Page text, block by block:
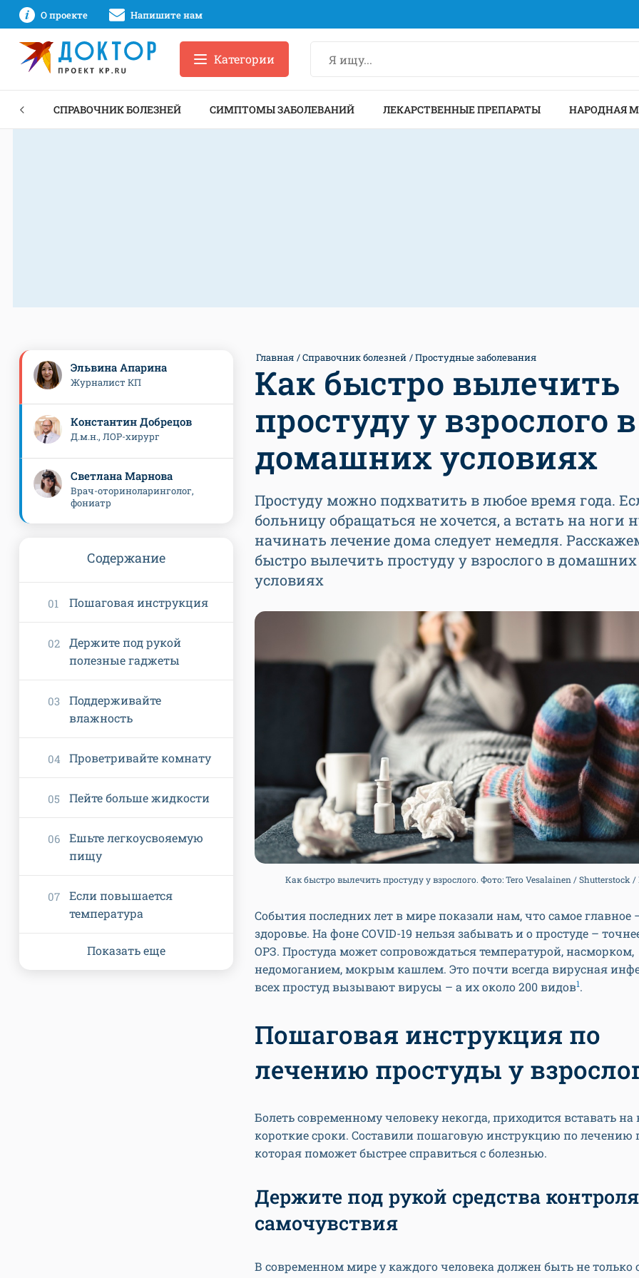
О проекте Напишите нам
Категории
СПРАВОЧНИК БОЛЕЗНЕЙ СИМПТОМЫ ЗАБОЛЕВАНИЙ ЛЕКАРСТВЕННЫЕ ПРЕПАРАТЫ НАРОДНАЯ
Главная Справочник болезней Простудные заболевания
Как быстро вылечить
простуду у взрослого в
домашних условиях
Простуду можно подхватить в любое время года.
больницу обращаться не хочется, а встать на ноги
начинать лечение дома следует немедля.
быстро вылечить простуду у взрослого в домашних
условиях
Как быстро вылечить простуду у взрослого. Фото: Tero Vesalainen / Shutterstock /
События последних лет в мире показали нам, что самое главное
здоровье. На фоне COVID-19 нельзя забывать и о простуде –
ОРЗ. Простуда может сопровождаться температурой, насморком,
недомоганием, мокрым кашлем. Это почти всегда вирусная
всех простуд вызывают вирусы – а их около 200 видов1.
Пошаговая инструкция по
лечению простуды у
Болеть современному человеку некогда, приходится вставать на
короткие сроки. Составили пошаговую инструкцию по лечению
которая поможет быстрее справиться с болезнью.
Держите под рукой средства контроля
самочувствия
В современном мире у каждого человека должен быть не только
Эльвина Апарина
Журналист КП
Константин Добрецов
Д.м.н., ЛОР-хирург
Светлана Марнова
Врач-оториноларинголог,
фониатр
Содержание
Пошаговая инструкция
Держите под рукой
полезные гаджеты
Поддерживайте
влажность
Проветривайте комнату
Пейте больше жидкости
Ешьте легкоусвояемую
пищу
Если повышается
температура
Показать еще